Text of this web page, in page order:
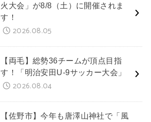
火大会」が8/8（土）に開催されま
す！
2026.08.05
【両毛】総勢36チームが頂点目指
す！「明治安田U-9サッカー大会」
2026.08.04
【佐野市】今年も唐澤山神社で「風